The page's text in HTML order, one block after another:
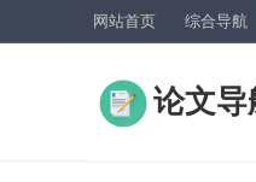
网站首页 综合导航
论文导